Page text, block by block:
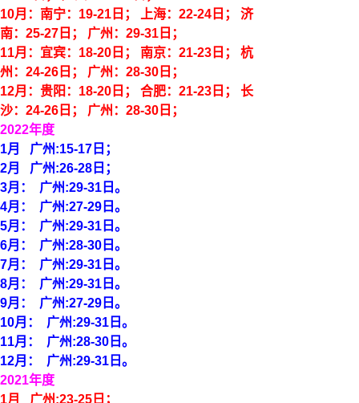
10月：南宁：19-21日； 上海：22-24日； 济
南：25-27日； 广州：29-31日；
11月：宜宾：18-20日； 南京：21-23日； 杭
州：24-26日； 广州：28-30日；
12月：贵阳：18-20日； 合肥：21-23日； 长
沙：24-26日； 广州：28-30日；
2022年度
1月 广州:15-17 日；
2月 广州:26-28 日；
3月： 广州:29-31 日。
4月：
广州:27-29 日。
5月：
广州:29-31 日。
6月：
广州:28-30 日。
7月：
广州:29-31 日。
8月：
广州:29-31 日。
9月：
广州:27-29 日。
10月：
广州:29-31 日。
11月：
广州:28-30 日。
12月：
广州:29-31 日。
2021年度
1月 广州:23-25 日；